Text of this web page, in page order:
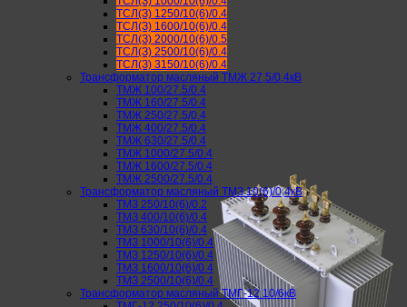
ТСЛ(З) 1250/10(6)/0.4
ТСЛ(З) 1600/10(6)/0.4
ТСЛ(З) 2000/10(6)/0.5
ТСЛ(З) 2500/10(6)/0.4
ТСЛ(З) 3150/10(6)/0.4
Трансформатор масляный ТМЖ 27,5/0,4кВ
ТМЖ 100/27.5/0.4
ТМЖ 160/27.5/0.4
ТМЖ 250/27.5/0.4
ТМЖ 400/27.5/0.4
ТМЖ 630/27.5/0.4
ТМЖ 1000/27.5/0.4
ТМЖ 1600/27.5/0.4
ТМЖ 2500/27.5/0.4
Трансформатор масляный ТМЗ 10(6)/0,4кВ
ТМЗ 250/10(6)/0.2
ТМЗ 400/10(6)/0.4
ТМЗ 630/10(6)/0.4
ТМЗ 1000/10(6)/0.4
ТМЗ 1250/10(6)/0.4
ТМЗ 1600/10(6)/0.4
ТМЗ 2500/10(6)/0.4
Трансформатор масляный ТМГ-12 10/6кВ